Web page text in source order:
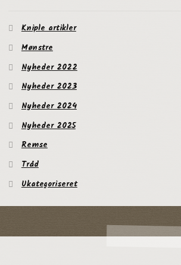
Kniple artikler
Mønstre
Nyheder 2022
Nyheder 2023
Nyheder 2024
Nyheder 2025
Remse
Tråd
Ukategoriseret